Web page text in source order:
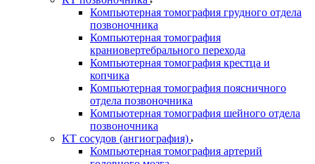
Компьютерная томография грудного отдела
позвоночника
Компьютерная томография
краниовертебрального перехода
Компьютерная томография крестца и
копчика
Компьютерная томография поясничного
отдела позвоночника
Компьютерная томография шейного отдела
позвоночника
КТ сосудов (ангиография)
Компьютерная томография артерий